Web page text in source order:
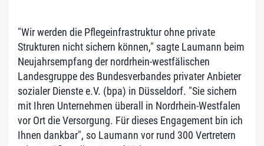
"Wir werden die Pflegeinfrastruktur ohne private
Strukturen nicht sichern können," sagte Laumann beim
Neujahrsempfang der nordrhein-westfälischen
Landesgruppe des Bundesverbandes privater Anbieter
sozialer Dienste e.V. (bpa) in Düsseldorf. "Sie sichern
mit Ihren Unternehmen überall in Nordrhein-Westfalen
vor Ort die Versorgung. Für dieses Engagement bin ich
Ihnen dankbar", so Laumann vor rund 300 Vertretern